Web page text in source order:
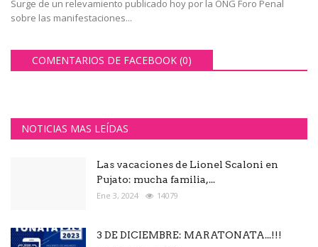
Surge de un relevamiento publicado hoy por la ONG Foro Penal
sobre las manifestaciones...
COMENTARIOS DE FACEBOOK (0)
NOTICIAS MAS LEÍDAS
Las vacaciones de Lionel Scaloni en
Pujato: mucha familia,...
Ene 3, 2024 14079
3 DE DICIEMBRE: MARATONATA...!!!